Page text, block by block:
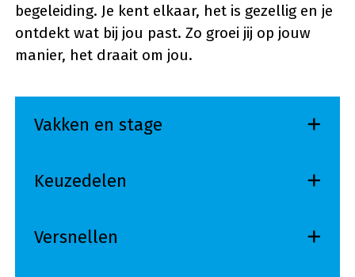
begeleiding. Je kent elkaar, het is gezellig en je
ontdekt wat bij jou past. Zo groei jij op jouw
manier, het draait om jou.
Vakken en stage
Keuzedelen
Versnellen